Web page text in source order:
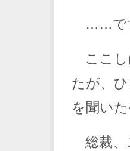
……で
ここし
たが、
を聞いた
総裁、